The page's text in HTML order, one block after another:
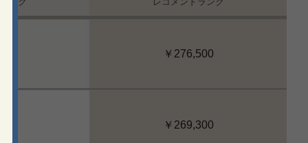
￥276,500
￥269,300